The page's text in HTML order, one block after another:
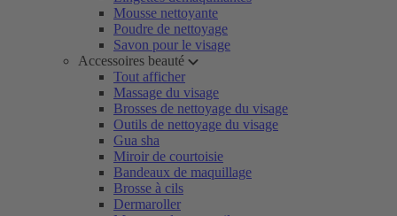
Mousse nettoyante
Poudre de nettoyage
Savon pour le visage
Accessoires beauté
Tout afficher
Massage du visage
Brosses de nettoyage du visage
Outils de nettoyage du visage
Gua sha
Miroir de courtoisie
Bandeaux de maquillage
Brosse à cils
Dermaroller